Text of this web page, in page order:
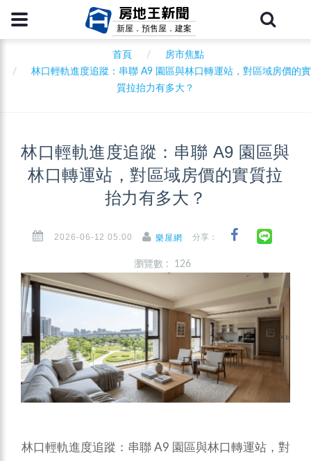
房地王新聞
新屋．預售屋．建案
首頁
房市焦點
林口輕軌進度追蹤：串聯 A9 園區與林口轉運站，對區域房價的實
質拉抬力有多大？
林口輕軌進度追蹤：串聯 A9 園區與
林口轉運站，對區域房價的實質拉
抬力有多大？
2026-06-12 05:00 樂屋網 分享：
瀏覽數 : 126
林口輕軌進度追蹤：串聯 A9 園區與林口轉運站，對